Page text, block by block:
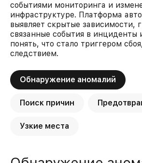
событиями мониторинга и
инфраструктуре. Платформа
выявляет скрытые зависимости,
связанные события в инциденты
понять, что стало триггером
следствием.
Обнаружение аномалий
Поиск причин
Узкие места